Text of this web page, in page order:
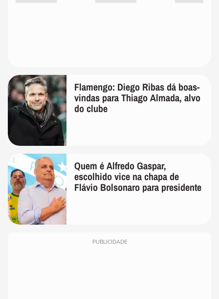
Flamengo: Diego Ribas dá boas-
vindas para Thiago Almada, alvo
do clube
Quem é Alfredo Gaspar,
escolhido vice na chapa de
Flávio Bolsonaro para presidente
PUBLICIDADE